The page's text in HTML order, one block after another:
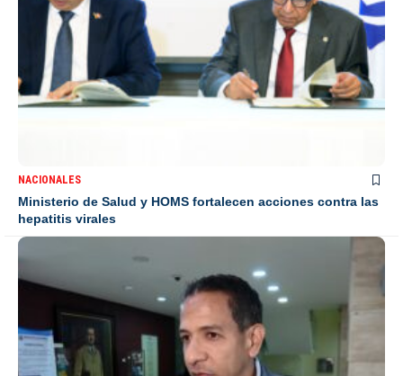
NACIONALES
Ministerio de Salud y HOMS fortalecen acciones contra las
hepatitis virales